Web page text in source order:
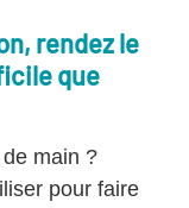
rendez le
que
main ?
pour faire